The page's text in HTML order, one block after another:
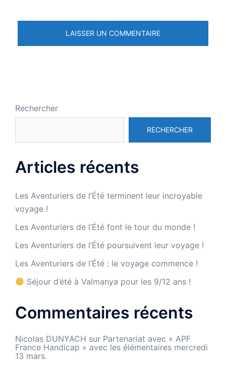
Rechercher
RECHERCHER
Articles récents
Les Aventuriers de l’Été terminent leur incroyable
voyage !
Les Aventuriers de l’Été font le tour du monde !
Les Aventuriers de l’Été poursuivent leur voyage !
Les Aventuriers de l’Été : le voyage commence !
Séjour d’été à Valmanya pour les 9/12 ans !
Commentaires récents
Nicolas DUNYACH sur Partenariat avec « APF
France Handicap » avec les élémentaires mercredi
13 mars.